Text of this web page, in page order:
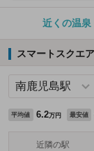
近くの温泉
スマートスクエ
平均値 6.2万円 最安値
近隣の駅